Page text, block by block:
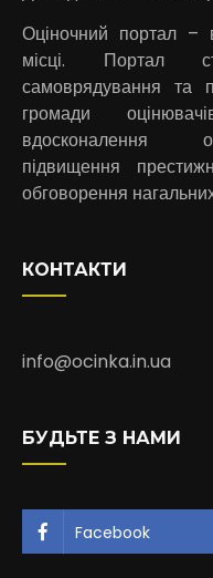
Оціночний портал
місці. Портал
самоврядування та
громади
вдосконалення
підвищення
обговорення
КОНТАКТИ
info@ocinka.in.ua
БУДЬТЕ З НАМИ
Facebook